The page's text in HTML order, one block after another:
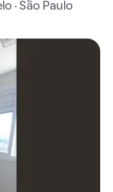
· São Paulo